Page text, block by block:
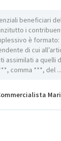
beneficiari
i
è
di cui
assimilati a quelli
comma ***, del ...